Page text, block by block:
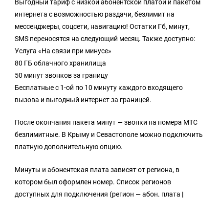
Выгодный тариф с низкой абонентской платой и пакетом
интернета с возможностью раздачи, безлимит на
мессенджеры, соцсети, навигацию! Остатки Гб, минут,
SMS переносятся на следующий месяц. Также доступно:
Услуга «На связи при минусе»
80 ГБ облачного хранилища
50 минут звонков за границу
Бесплатные с 1-ой по 10 минуту каждого входящего
вызова и выгодный интернет за границей.
После окончания пакета минут — звонки на номера МТС
безлимитные. В Крыму и Севастополе можно подключить
платную дополнительную опцию.
Минуты и абонентская плата зависят от региона, в
котором был оформлен номер. Список регионов
доступных для подключения (регион — абон. плата |